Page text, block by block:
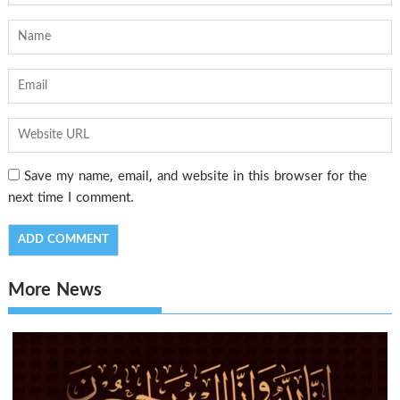
Save my name, email, and website in this browser for the
next time I comment.
More News